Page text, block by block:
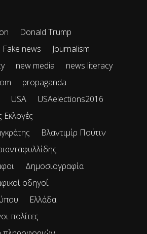
Donald Trump
Fake news
Journalism
new media
news literacy
propaganda
USA
USAelections2016
Εκλογές
Βλαντιμίρ Πούτιν
Δημοσιογραφία
οδηγοί
Ελλάδα
πολίτες